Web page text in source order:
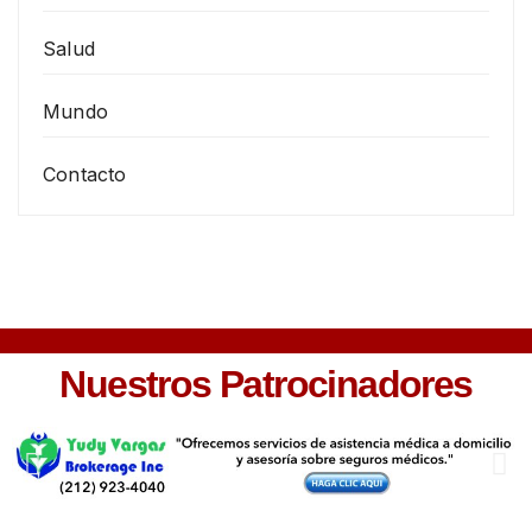
Salud
Mundo
Contacto
Nuestros Patrocinadores